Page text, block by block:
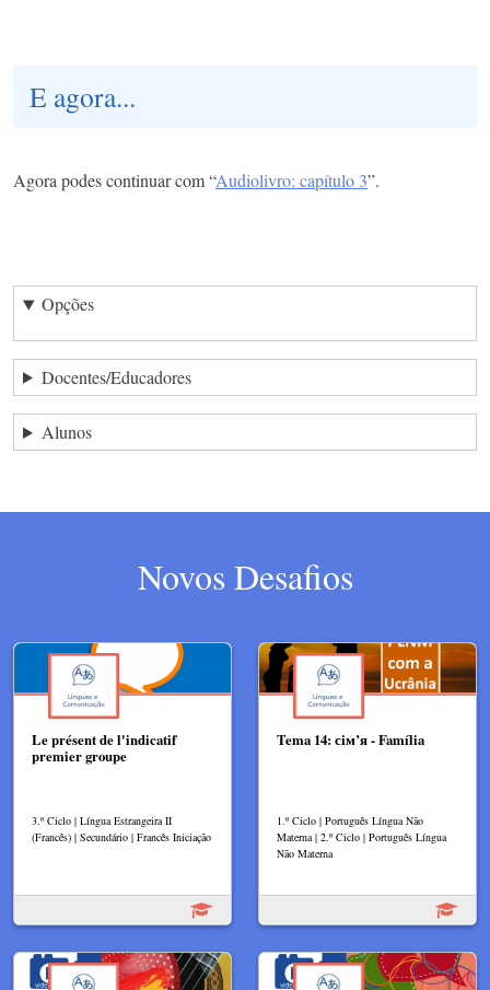
E agora...
Agora podes continuar com “Audiolivro: capítulo 3”.
Opções
Docentes/Educadores
Alunos
Novos Desafios
Le présent de l'indicatif
premier groupe
3.º Ciclo | Língua Estrangeira II
(Francês) | Secundário | Francês Iniciação
Tema 14: сім’я - Família
1.º Ciclo | Português Língua Não
Materna | 2.º Ciclo | Português Língua
Não Materna